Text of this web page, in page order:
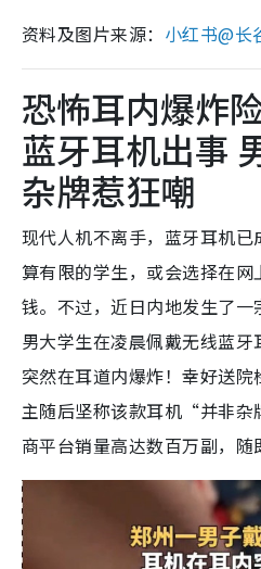
资料及图片来源： 小红书@长
恐怖耳内爆炸
蓝牙耳机出事
杂牌惹狂嘲
现代人机不离手，蓝牙耳机
算有限的学生，或会选择在
钱。不过，近日内地发生了
男大学生在凌晨佩戴无线蓝
突然在耳道内爆炸！幸好送
主随后坚称该款耳机“并非
商平台销量高达数百万副，随